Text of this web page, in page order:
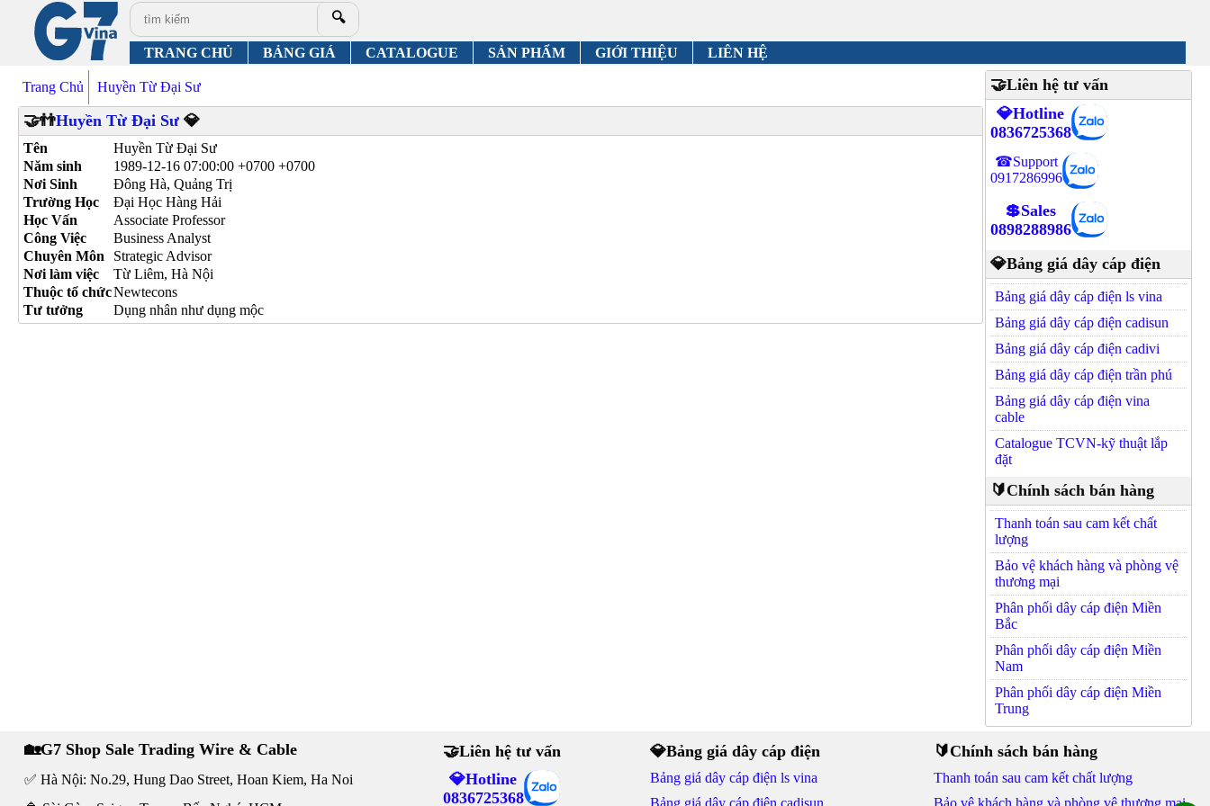
🔍
TRANG CHỦ BẢNG GIÁ CATALOGUE SẢN PHẨM GIỚI THIỆU LIÊN HỆ
Trang Chủ Huyền Từ Đại Sư
🤝👬Huyền Từ Đại Sư 💎
Tên
Huyền Từ Đại Sư
Năm sinh
1989-12-16 07:00:00 +0700 +0700
Nơi Sinh
Đông Hà, Quảng Trị
Trường Học
Đại Học Hàng Hải
Học Vấn
Associate Professor
Công Việc
Business Analyst
Chuyên Môn
Strategic Advisor
Nơi làm việc
Từ Liêm, Hà Nội
Thuộc tổ chứcNewtecons
Tư tưởng
Dụng nhân như dụng mộc
🤝Liên hệ tư vấn
💎Hotline
0836725368
☎Support
0917286996
💲Sales
0898288986
💎Bảng giá dây cáp điện
Bảng giá dây cáp điện ls vina
Bảng giá dây cáp điện cadisun
Bảng giá dây cáp điện cadivi
Bảng giá dây cáp điện trần phú
Bảng giá dây cáp điện vina
cable
Catalogue TCVN-kỹ thuật lắp
đặt
🔰Chính sách bán hàng
Thanh toán sau cam kết chất
lượng
Bảo vệ khách hàng và phòng vệ
thương mại
Phân phối dây cáp điện Miền
Bắc
Phân phối dây cáp điện Miền
Nam
Phân phối dây cáp điện Miền
Trung
🏡G7 Shop Sale Trading Wire & Cable
✅ Hà Nội: No.29, Hung Dao Street, Hoan Kiem, Ha Noi
🤝Liên hệ tư vấn
💎Hotline
0836725368
💎Bảng giá dây cáp điện
Bảng giá dây cáp điện ls vina
Bảng giá dây cáp điện cadisun
🔰Chính sách bán hàng
Thanh toán sau cam kết chất lượng
Bảo vệ khách hàng và phòng vệ thương mại